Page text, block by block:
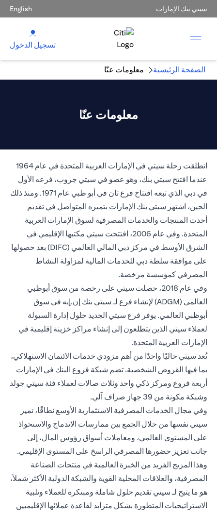
سيتي بنك الإمارات English
تسجيل الدخول
الصفحة الرئيسية معلومات عنّا
معلومات عنّا
انطلقت رحلة سيتي في الإمارات العربية المتحدة في عام 1964
عندما افتتح سيتي بنك، وهو عضو في سيتي جروب، فرعه الأول
في دبي الذي تبعه افتتاح فرع ثان في أبو ظبي عام 1971. ومنذ ذلك
الحين، اشتهر سيتي بنك الإمارات بتميزه المتواصل في تقديم
أحدث المنتجات والخدمات المصرفية لسوق الإمارات العربية
المتحدة. وفي عام 2006، افتتحت سيتي مكتبها الإقليمي في
الشرق الأوسط في مركز دبي المالي العالمي (DIFC) بعد حصولها
على موافقة سلطة دبي للخدمات المالية لمزاولة النشاط
المصرفي كمؤسسة مرخصة.
وفي عام 2018، حصلت سيتي على رخصة من سوق أبوظبي
العالمي (ADGM) لإنشاء فرع لـ سيتي بنك إن.إيه في سوق
أبوظبي العالمي. يوفر فرع سيتي الجديد حلول إدارة السيولة
لعملاء سيتي الذين يتطلعون إلى إنشاء مراكز خزينة إقليمية في
الإمارات العربية المتحدة.
تُعد سيتي حاليًا واحدًا من أهم مزودي خدمات الائتمان الاستهلاكي،
بما فيها القروض الشخصية. تضم شبكة فروع البنك في الإمارات
أربعة فروع ومركز ذكي واحد وثلاث صالات لعملاء فئة سيتي جولد
وشبكة مكونة من 39 جهاز صراف آلي.
وفي مجال الخدمات المصرفية الاستثمارية الأوسع نطاقًا، تميز
سيتي نفسها من خلال الجمع بين ممارسات الاندماج والاستحواذ
على المستوى العالمي، ومعاملات أسواق رؤوس المال، إلى
جانب تعزيز حضورها المصرفي الراسخ على المستوى الإقليمي.
وهذا المزيج الفريد من الخبرة العالمية في منتجات الصناعة
المصرفية، والعلاقات المحلية القوية والشبكة الدولية الأكثر شملاً،
هو ما يتيح لـ سيتي تقديم حلول شاملة ومبتكرة للعملاء وتلبية
الاستراتيجيات المتطورة بشكل متزايد لقاعدة عملائها الإقليميين